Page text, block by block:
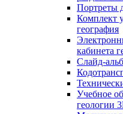
Портреты
Комплект
география
кабинета
Слайд-
Учебное
геологии